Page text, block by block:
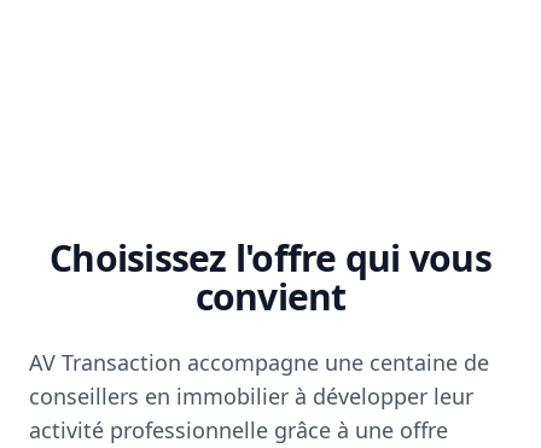
Choisissez l'offre qui vous
convient
AV Transaction accompagne une centaine de
conseillers en immobilier à développer leur
activité professionnelle grâce à une offre